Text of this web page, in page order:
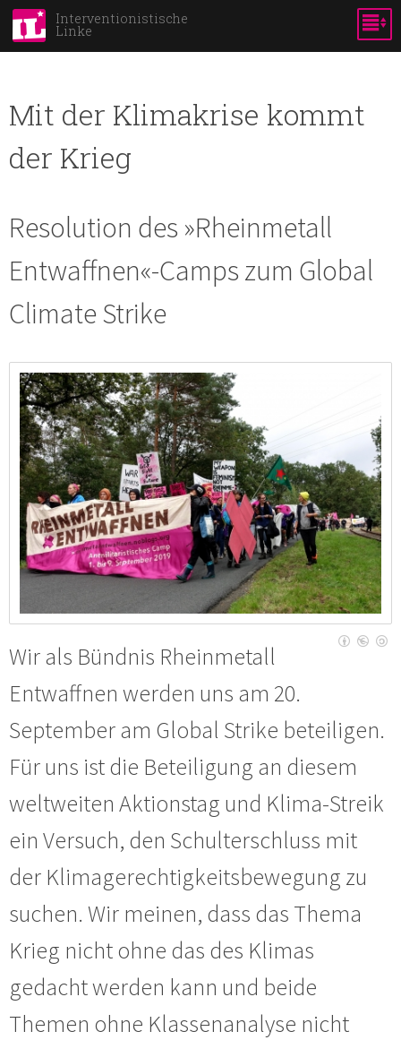
Skip to
content
Interventionistische
Linke
Mit der Klimakrise kommt
der Krieg
Resolution des »Rheinmetall
Entwaffnen«-Camps zum Global
Climate Strike
Wir als Bündnis Rheinmetall
Entwaffnen werden uns am 20.
September am Global Strike beteiligen.
Für uns ist die Beteiligung an diesem
weltweiten Aktionstag und Klima-Streik
ein Versuch, den Schulterschluss mit
der Klimagerechtigkeitsbewegung zu
suchen. Wir meinen, dass das Thema
Krieg nicht ohne das des Klimas
gedacht werden kann und beide
Themen ohne Klassenanalyse nicht